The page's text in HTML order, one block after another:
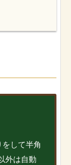
して半角
外は自動